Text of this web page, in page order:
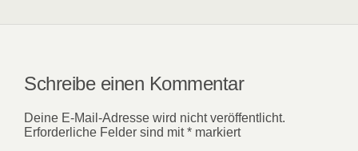
Schreibe einen Kommentar
Deine E-Mail-Adresse wird nicht veröffentlicht.
Erforderliche Felder sind mit* markiert